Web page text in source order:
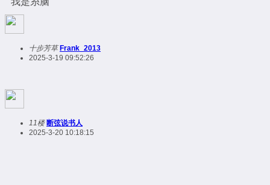
十步芳草 Frank_2013
2025-3-19 09:52:26
11楼 断弦说书人
2025-3-20 10:18:15